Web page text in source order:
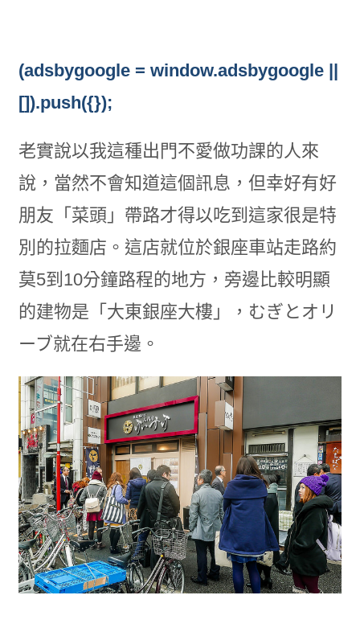
(adsbygoogle = window.adsbygoogle ||
[]).push({});
老實說以我這種出門不愛做功課的人來
說，當然不會知道這個訊息，但幸好有好
朋友「菜頭」帶路才得以吃到這家很是特
別的拉麵店。這店就位於銀座車站走路約
莫5到10分鐘路程的地方，旁邊比較明顯
的建物是「大東銀座大樓」，むぎとオリ
ーブ就在右手邊。